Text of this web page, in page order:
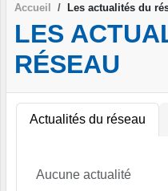
Accueil Les actualités du
LES
RÉSEAU
Actualités du réseau
Aucune actualité